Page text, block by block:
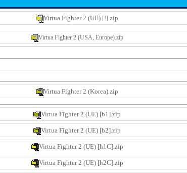
Virtua Fighter 2 (UE) [!].zip
Virtua Fighter 2 (USA, Europe).zip
Virtua Fighter 2 (Korea).zip
Virtua Fighter 2 (UE) [b1].zip
Virtua Fighter 2 (UE) [b2].zip
Virtua Fighter 2 (UE) [h1C].zip
Virtua Fighter 2 (UE) [h2C].zip